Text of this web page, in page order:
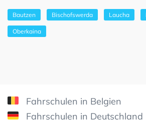
Bautzen Bischofswerda Laucha
Oberkaina
Fahrschulen in Belgien
Fahrschulen in Deutschland